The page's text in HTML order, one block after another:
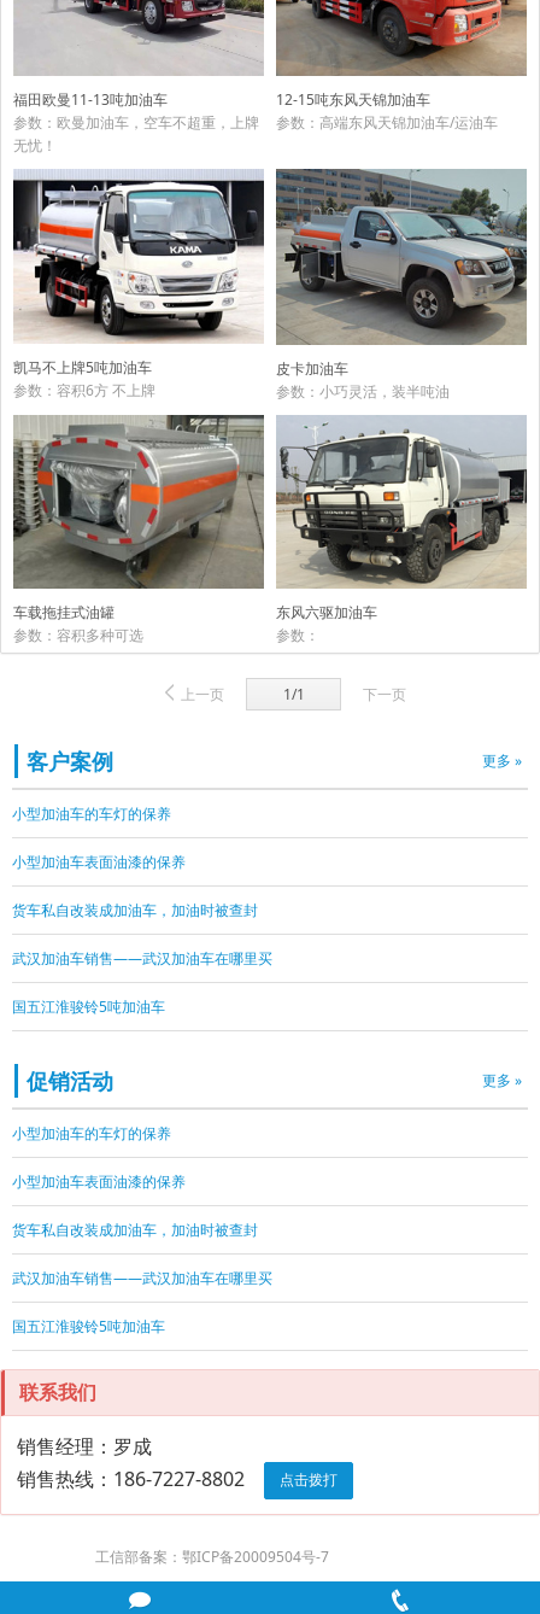
福田欧曼11-13吨加油车
参数：欧曼加油车，空车不超重，上牌
无忧！
12-15吨东风天锦加油车
参数：高端东风天锦加油车/运油车
凯马不上牌5吨加油车
参数：容积6方 不上牌
皮卡加油车
参数：小巧灵活，装半吨油
车载拖挂式油罐
参数：容积多种可选
东风六驱加油车
参数：
上一页 1/1 下一页
客户案例 更多 »
小型加油车的车灯的保养
小型加油车表面油漆的保养
货车私自改装成加油车，加油时被查封
武汉加油车销售——武汉加油车在哪里买
国五江淮骏铃5吨加油车
促销活动 更多 »
小型加油车的车灯的保养
小型加油车表面油漆的保养
货车私自改装成加油车，加油时被查封
武汉加油车销售——武汉加油车在哪里买
国五江淮骏铃5吨加油车
联系我们
销售经理：罗成
销售热线：186-7227-8802
点击拨打
工信部备案：鄂ICP备20009504号-7